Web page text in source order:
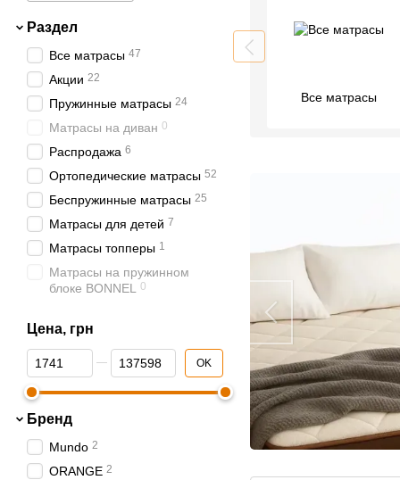
Все матрасы
Раздел
Все матрасы 47
Акции 22
Пружинные матрасы 24
Матрасы на диван 0
Распродажа 6
Ортопедические матрасы 52
Беспружинные матрасы 25
Матрасы для детей 7
Матрасы топперы 1
Матрасы на пружинном
блоке BONNEL
0
блоке POCKET SPRING
Матрасы MULTY ZONE 3
Акции и Распродажа 27
кокосом
Беспружинные матрасы с
Цена, грн
От Цена, грн
До Цена, грн OK
Бренд
Mundo 2
ORANGE 2